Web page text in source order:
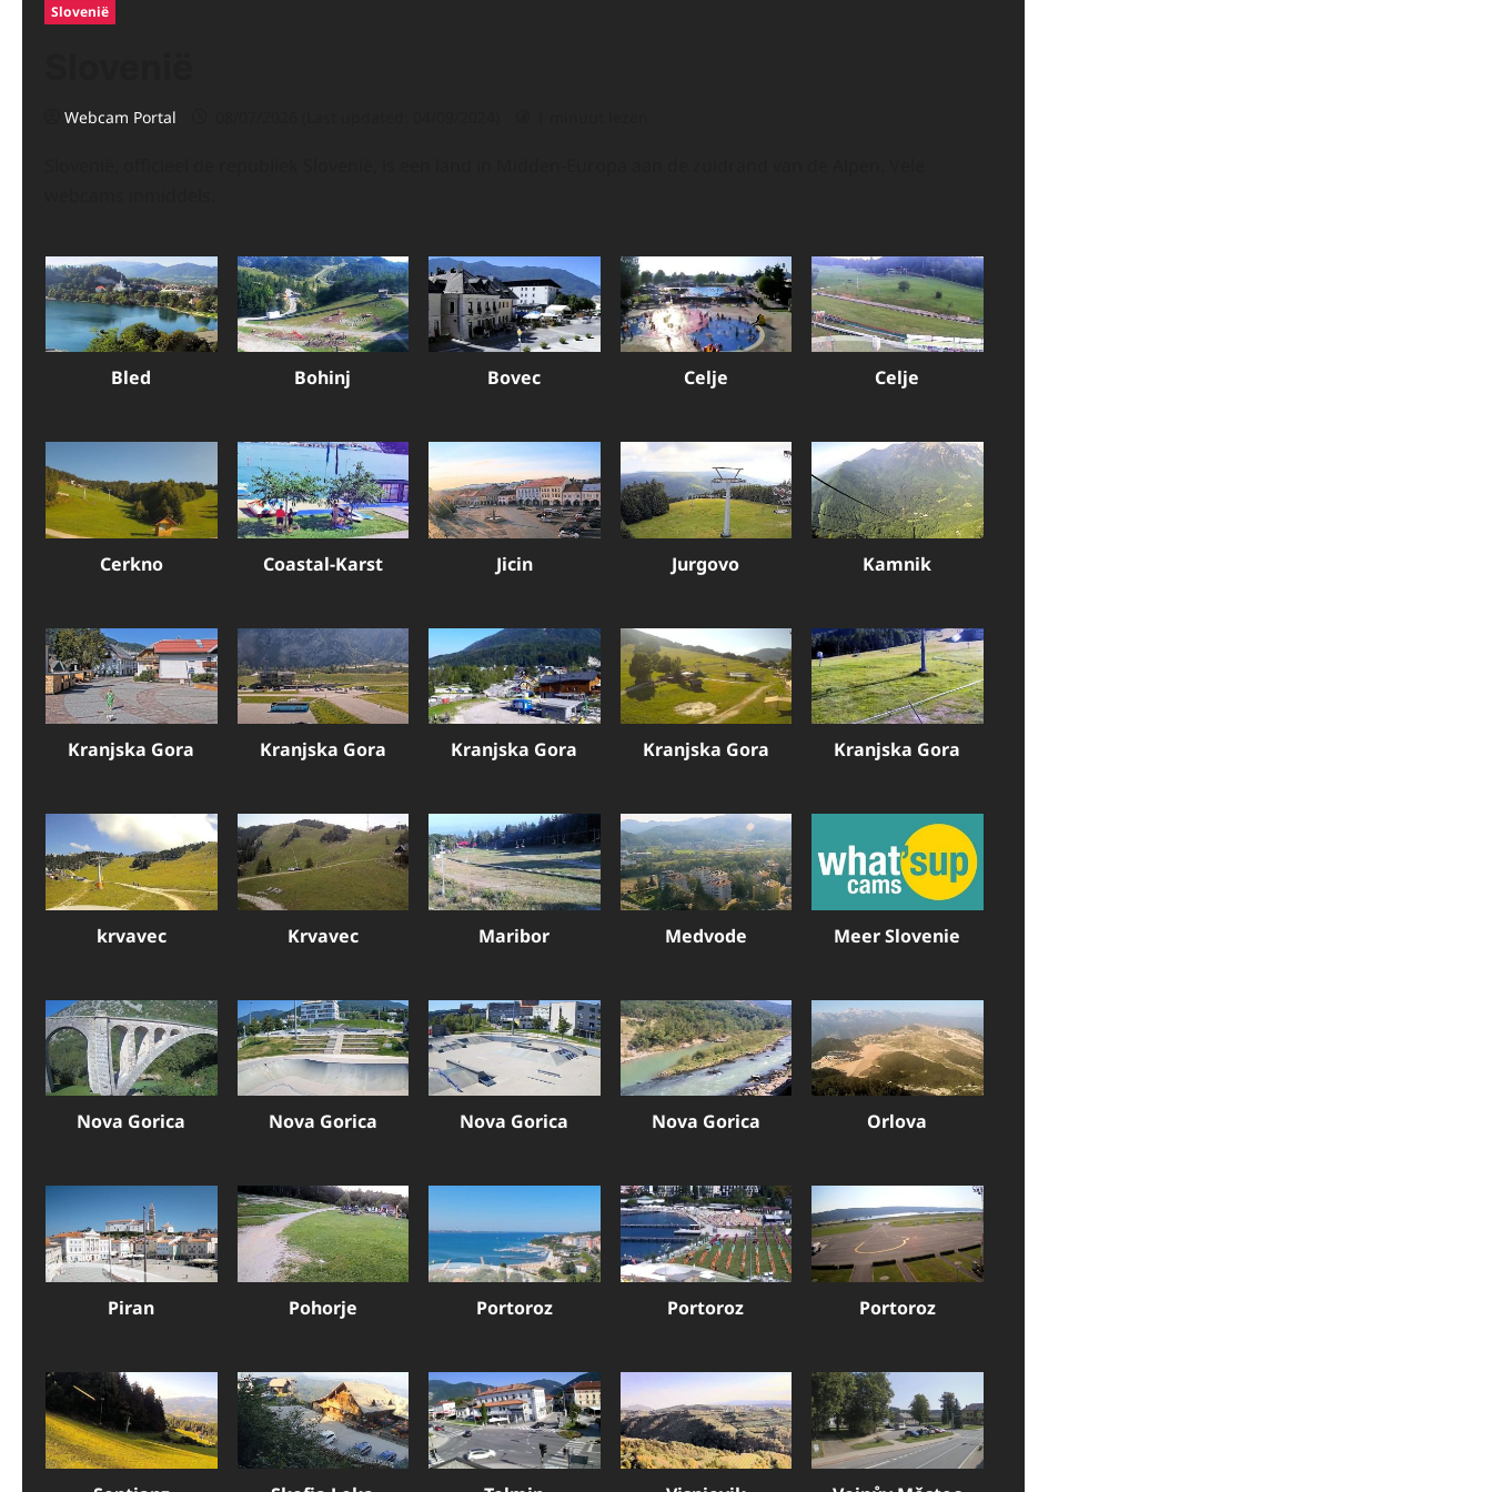
Slovenië
Webcam Portal
Bled Bohinj Bovec Celje Celje
Cerkno Coastal-Karst Jicin Jurgovo Kamnik
Kranjska Gora Kranjska Gora Kranjska Gora Kranjska Gora Kranjska Gora
krvavec Krvavec Maribor Medvode Meer Slovenie
Nova Gorica Nova Gorica Nova Gorica Nova Gorica Orlova
Piran Pohorje Portoroz Portoroz Portoroz